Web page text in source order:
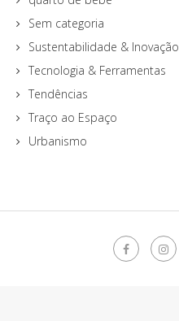
Sem categoria
Sustentabilidade & Inovação
Tecnologia & Ferramentas
Tendências
Traço ao Espaço
Urbanismo